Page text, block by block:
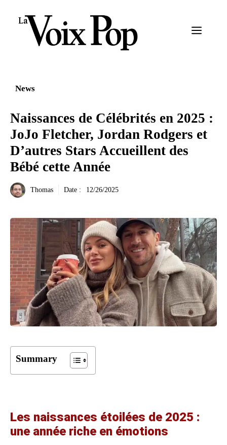
Menu
News
Naissances de Célébrités en 2025 :
JoJo Fletcher, Jordan Rodgers et
D’autres Stars Accueillent des
Bébé cette Année
Thomas Date : 12/26/2025
Summary
Les naissances étoilées de 2025 :
une année riche en émotions